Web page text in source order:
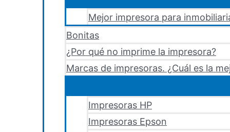
Mejor impresora para
Bonitas
¿Por qué no imprime la impresora?
Marcas de impresoras. ¿Cuál es la
Impresoras HP
Impresoras Epson